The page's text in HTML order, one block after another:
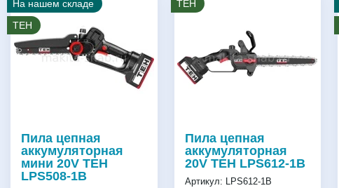
На нашем складе
TEH
Пила цепная
аккумуляторная
мини 20V TEH
LPS508-1B
TEH
Пила цепная
аккумуляторная
20V TEH LPS612-1B
Артикул: LPS612-1B